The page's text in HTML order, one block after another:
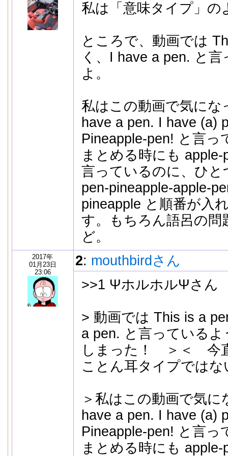
私は「意味タイプ」の
ところで、動画では
く、I have a pen. と
よ。
私はこの動画で気にな
have a pen. I have (a)
Pineapple-pen! と言っ
まとめる時にも
言っているのに、ひ
pen-pineapple-apple-
pineapple と順番が入
す。もちろん語呂の
ど。
2017年
01月23日
23:06
2: mouthbirdさん
>>1 ΨホルホルΨさん
> 動画では This is a
a pen. と言っているよ
しまった！ ＞＜ 今
ことん耳タイプではな
＞私はこの動画で気
have a pen. I have (a)
Pineapple-pen! と言っ
まとめる時にも